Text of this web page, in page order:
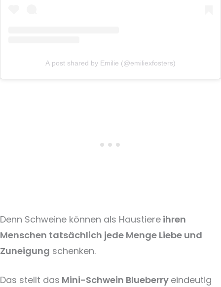
A post shared by Emilie (@emiliexfosters)
Denn Schweine können als Haustiere ihren
Menschen tatsächlich jede Menge Liebe und
Zuneigung schenken.
Das stellt das Mini-Schwein Blueberry eindeutig